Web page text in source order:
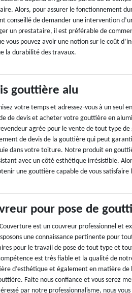
Alors, pour assurer le fonctionnement
conseillé de demander une intervention
un prestataire, il est préférable de
vous pouvez avoir une notion sur le coût
la durabilité des travaux.
gouttière alu
votre temps et adressez-vous à un seul
de devis et acheter votre gouttière en
agrée pour le vente de tout type
de devis de la gouttière qui peut
dans votre toiture. Notre produit en
avec un côté esthétique irrésistible.
une gouttière capable de vous satisfaire
pour pose de
est un couvreur professionnel et
une connaissance pertinente pour
pour le travail de pose de tout type et
est très fiable et la qualité de
d’esthétique et également en matière
Faite nous confiance et vous serez
par notre professionnalisme, nous